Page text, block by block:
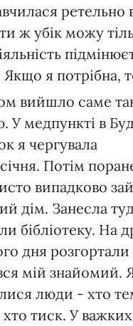
ретельно
ж убік можу
Якщо я потрібна,
вийшло саме
У медпункті в
я чергувала
Потім
випадково
дім. Занесла
бібліотеку. На
дня
мій знайомий.
люди - хто
хто тиск. У